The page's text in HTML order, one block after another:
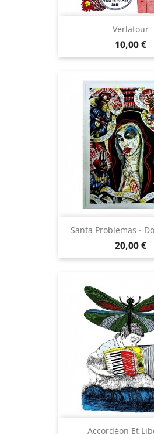
Verlatour
Prix
10,00 €
Santa Problemas -
Prix
20,00 €
Accordéon Et